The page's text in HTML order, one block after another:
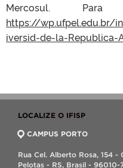
Mercosul. Para
https://wp.ufpel.edu.br/
iversid-de-la-Republica-
LOCALIZE O IFISP
CAMPUS PORTO
Rua Cel. Alberto Rosa, 154 -
Pelotas - RS, Brasil - 96010-